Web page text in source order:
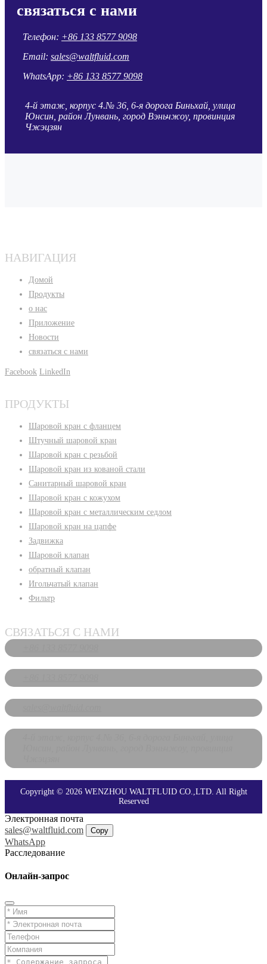
связаться с нами
Телефон: +86 133 8577 9098
Email: sales@waltfluid.com
WhatsApp: +86 133 8577 9098
4-й этаж, корпус 4.№ 36, 6-я дорога Биньхай, улица
Юнсин, район Лунвань, город Вэньчжоу, провинция
Чжэцзян
НАВИГАЦИЯ
Домой
Продукты
о нас
Приложение
Новости
связаться с нами
Facebook LinkedIn
ПРОДУКТЫ
Шаровой кран с фланцем
Штучный шаровой кран
Шаровой кран с резьбой
Шаровой кран из кованой стали
Санитарный шаровой кран
Шаровой кран с кожухом
Шаровой кран с металлическим седлом
Шаровой кран на цапфе
Задвижка
Шаровой клапан
обратный клапан
Игольчатый клапан
Фильтр
СВЯЗАТЬСЯ С НАМИ
Copyright © 2026 WENZHOU WALTFLUID CO.,LTD. All Right
Reserved
Электронная почта
sales@waltfluid.com
Copy
WhatsApp
Расследование
Онлайн-запрос